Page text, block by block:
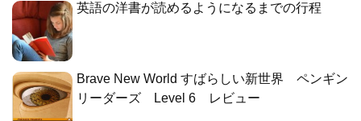
英語の洋書が読めるようになるまでの行程
Brave New World すばらしい新世界 ペンギン
リーダーズ Level 6 レビュー